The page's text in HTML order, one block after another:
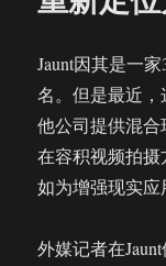
Jaunt因其是一
名。但是最近
他公司提供混合
在容积视频拍
如为增强现实应
外媒记者在